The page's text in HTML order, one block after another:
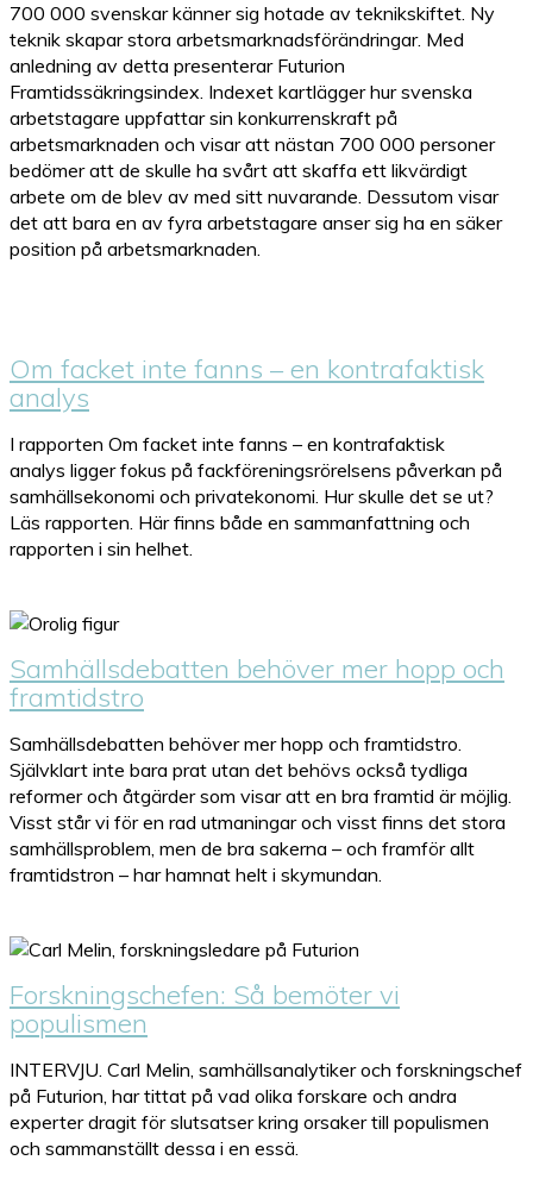
700 000 svenskar känner sig hotade av teknikskiftet. Ny
teknik skapar stora arbetsmarknadsförändringar. Med
anledning av detta presenterar Futurion
Framtidssäkringsindex. Indexet kartlägger hur svenska
arbetstagare uppfattar sin konkurrenskraft på
arbetsmarknaden och visar att nästan 700 000 personer
bedömer att de skulle ha svårt att skaffa ett likvärdigt
arbete om de blev av med sitt nuvarande. Dessutom visar
det att bara en av fyra arbetstagare anser sig ha en säker
position på arbetsmarknaden.
Om facket inte fanns – en kontrafaktisk
analys
I rapporten Om facket inte fanns – en kontrafaktisk
analys ligger fokus på fackföreningsrörelsens påverkan på
samhällsekonomi och privatekonomi. Hur skulle det se ut?
Läs rapporten. Här finns både en sammanfattning och
rapporten i sin helhet.
Samhällsdebatten behöver mer hopp och
framtidstro
Samhällsdebatten behöver mer hopp och framtidstro.
Självklart inte bara prat utan det behövs också tydliga
reformer och åtgärder som visar att en bra framtid är möjlig.
Visst står vi för en rad utmaningar och visst finns det stora
samhällsproblem, men de bra sakerna – och framför allt
framtidstron – har hamnat helt i skymundan.
Forskningschefen: Så bemöter vi
populismen
INTERVJU. Carl Melin, samhällsanalytiker och forskningschef
på Futurion, har tittat på vad olika forskare och andra
experter dragit för slutsatser kring orsaker till populismen
och sammanställt dessa i en essä.